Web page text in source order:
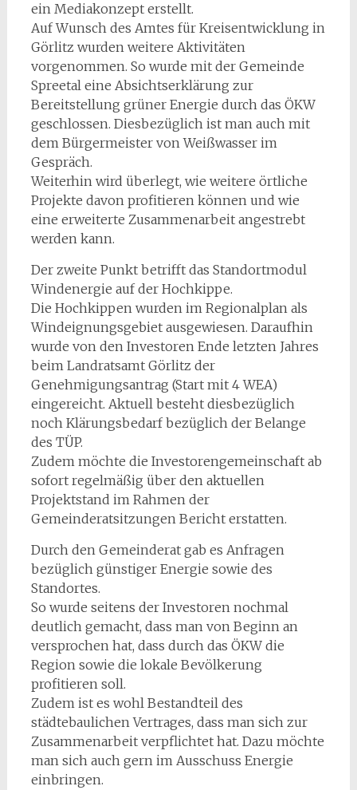
ein Mediakonzept erstellt.
Auf Wunsch des Amtes für Kreisentwicklung in
Görlitz wurden weitere Aktivitäten
vorgenommen. So wurde mit der Gemeinde
Spreetal eine Absichtserklärung zur
Bereitstellung grüner Energie durch das ÖKW
geschlossen. Diesbezüglich ist man auch mit
dem Bürgermeister von Weißwasser im
Gespräch.
Weiterhin wird überlegt, wie weitere örtliche
Projekte davon profitieren können und wie
eine erweiterte Zusammenarbeit angestrebt
werden kann.
Der zweite Punkt betrifft das Standortmodul
Windenergie auf der Hochkippe.
Die Hochkippen wurden im Regionalplan als
Windeignungsgebiet ausgewiesen. Daraufhin
wurde von den Investoren Ende letzten Jahres
beim Landratsamt Görlitz der
Genehmigungsantrag (Start mit 4 WEA)
eingereicht. Aktuell besteht diesbezüglich
noch Klärungsbedarf bezüglich der Belange
des TÜP.
Zudem möchte die Investorengemeinschaft ab
sofort regelmäßig über den aktuellen
Projektstand im Rahmen der
Gemeinderatsitzungen Bericht erstatten.
Durch den Gemeinderat gab es Anfragen
bezüglich günstiger Energie sowie des
Standortes.
So wurde seitens der Investoren nochmal
deutlich gemacht, dass man von Beginn an
versprochen hat, dass durch das ÖKW die
Region sowie die lokale Bevölkerung
profitieren soll.
Zudem ist es wohl Bestandteil des
städtebaulichen Vertrages, dass man sich zur
Zusammenarbeit verpflichtet hat. Dazu möchte
man sich auch gern im Ausschuss Energie
einbringen.